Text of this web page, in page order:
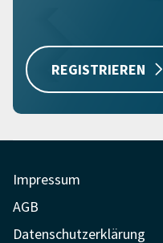
REGISTRIEREN
Impressum
AGB
Datenschutzerklärung